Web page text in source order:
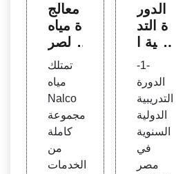
معالج
ة مياه
الصر
ف ال
صحي
تمتلك
مياه
Nalco
مجموعة
كاملة
من
الخدمات
الدور
ة التد
ريبية ا
لدولية
السنو
ية في
مصر
(AIT
C
-1-
الدورة
التدريبية
الدولية
السنوية
في
مصر